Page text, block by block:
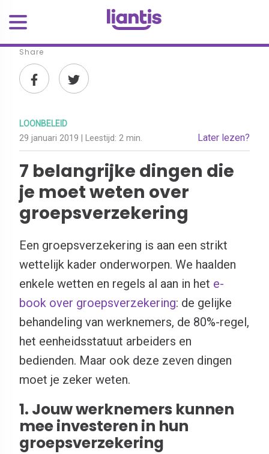
Share
LOONBELEID
29 januari 2019 | Leestijd: 2 min. Later lezen?
7 belangrijke dingen die
je moet weten over
groepsverzekering
Een groepsverzekering is aan een strikt
wettelijk kader onderworpen. We haalden
enkele wetten en regels al aan in het e-
book over groepsverzekering: de gelijke
behandeling van werknemers, de 80%-regel,
het eenheidsstatuut arbeiders en
bedienden. Maar ook deze zeven dingen
moet je zeker weten.
1. Jouw werknemers kunnen
mee investeren in hun
groepsverzekering